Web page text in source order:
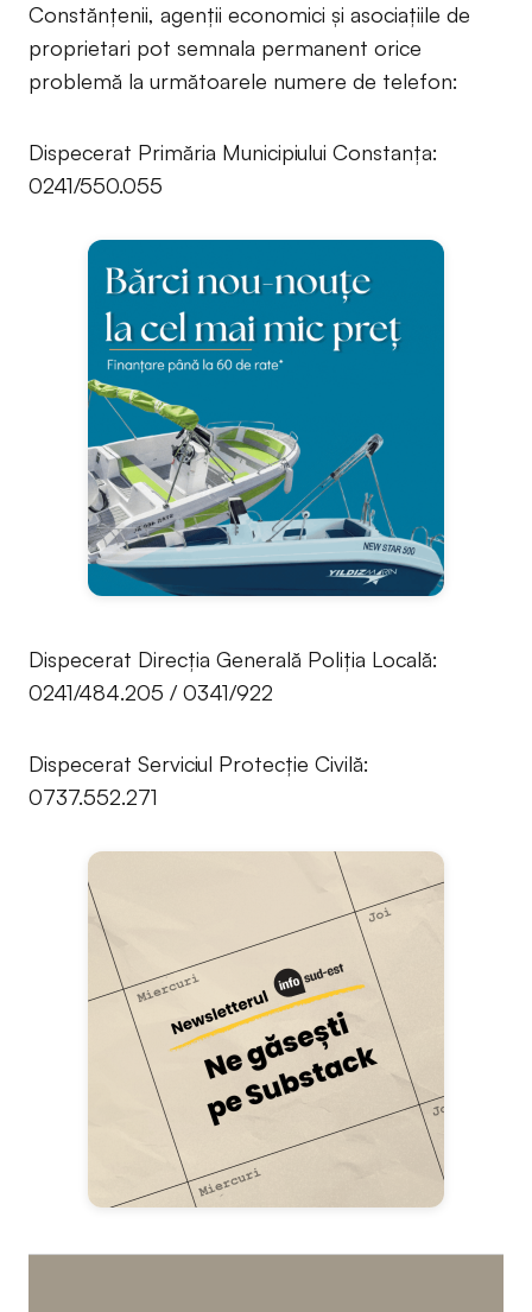
Constănțenii, agenții economici și asociațiile de
proprietari pot semnala permanent orice
problemă la următoarele numere de telefon:
Dispecerat Primăria Municipiului Constanța:
0241/550.055
Dispecerat Direcția Generală Poliția Locală:
0241/484.205 / 0341/922
Dispecerat Serviciul Protecție Civilă:
0737.552.271